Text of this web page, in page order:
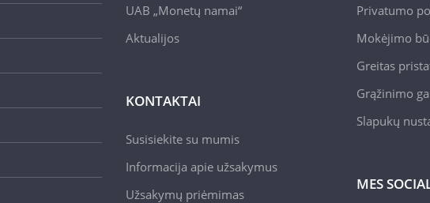
UAB „Monetų namai“
Aktualijos
KONTAKTAI
Susisiekite su mumis
Informacija apie užsakymus
Užsakymų priėmimas
Privatumo
Mokėjimo
Greitas
Grąžinimo
Slapukų
MES